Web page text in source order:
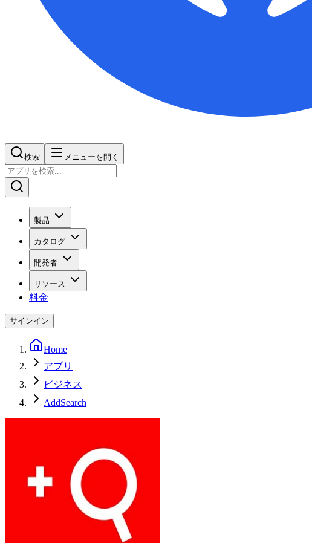
検索 メニューを開く
製品
カタログ
開発者
リソース
料金
サインイン
Home
アプリ
ビジネス
AddSearch